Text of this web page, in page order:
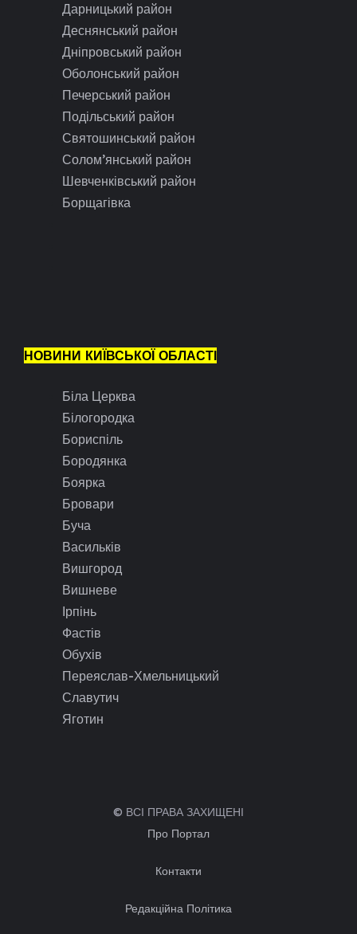
Дарницький район
Деснянський район
Дніпровський район
Оболонський район
Печерський район
Подільський район
Святошинський район
Солом’янський район
Шевченківський район
Борщагівка
НОВИНИ КИЇВСЬКОЇ ОБЛАСТІ
Біла Церква
Білогородка
Бориспіль
Бородянка
Боярка
Бровари
Буча
Васильків
Вишгород
Вишневе
Ірпінь
Фастів
Обухів
Переяслав-Хмельницький
Славутич
Яготин
© ВСІ ПРАВА ЗАХИЩЕНІ
Про Портал
Контакти
Редакційна Політика